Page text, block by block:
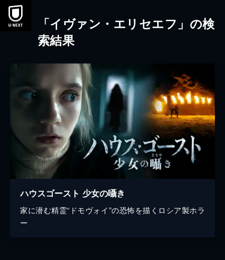
本文へスキップ
「イヴァン・エリセエフ」の検
索結果
ハウスゴースト 少女の囁き
家に潜む精霊“ドモヴォイ”の恐怖を描くロシア製ホラ
ー